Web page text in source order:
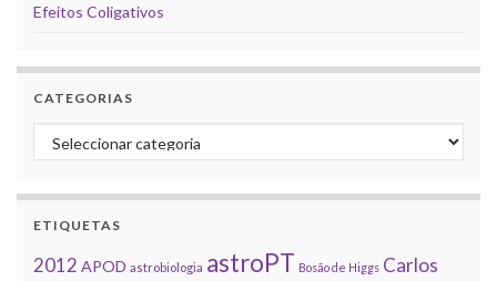
Efeitos Coligativos
CATEGORIAS
Categorias
ETIQUETAS
2012 APOD astrobiologia astroPT Bosão de Higgs Carlos